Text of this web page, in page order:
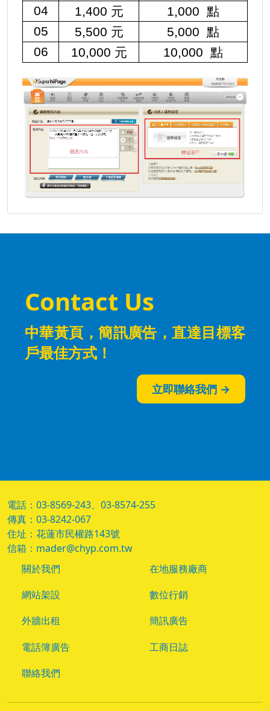
04
1,400 元 1,000 點
05
5,500 元 5,000 點
06
10,000 元 10,000 點
Contact Us
中華黃頁，簡訊廣告 ，直達目標客
戶最佳方式！
立即聯絡我們 →
電話：03-8569-243、03-8574-255
傳真：03-8242-067
住址：花蓮市民權路143號
信箱：mader@chyp.com.tw
關於我們
在地服務廠商
網站架設
數位行銷
外牆出租
簡訊廣告
電話簿廣告
工商日誌
聯絡我們